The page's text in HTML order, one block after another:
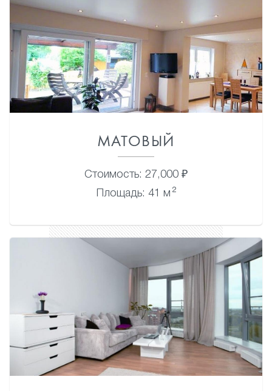
МАТОВЫЙ
Стоимость: 27,000 ₽
Площадь: 41 м 2